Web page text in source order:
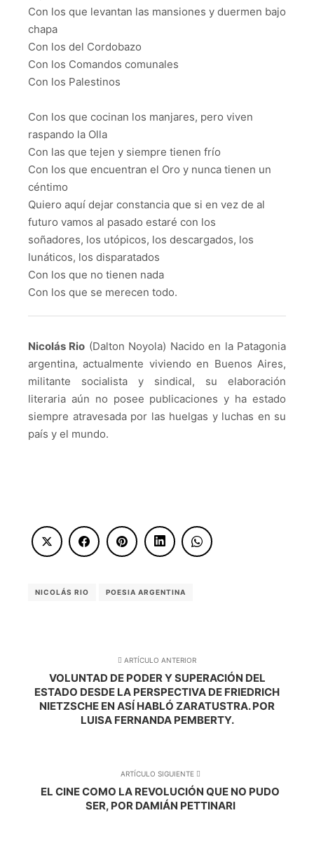
Con los que levantan las mansiones y duermen bajo
chapa
Con los del Cordobazo
Con los Comandos comunales
Con los Palestinos
Con los que cocinan los manjares, pero viven
raspando la Olla
Con las que tejen y siempre tienen frío
Con los que encuentran el Oro y nunca tienen un
céntimo
Quiero aquí dejar constancia que si en vez de al
futuro vamos al pasado estaré con los
soñadores, los utópicos, los descargados, los
lunáticos, los disparatados
Con los que no tienen nada
Con los que se merecen todo.
Nicolás Rio (Dalton Noyola) Nacido en la Patagonia
argentina, actualmente viviendo en Buenos Aires,
militante socialista y sindical, su elaboración
literaria aún no posee publicaciones y ha estado
siempre atravesada por las huelgas y luchas en su
país y el mundo.
NICOLÁS RIO POESIA ARGENTINA
ARTÍCULO ANTERIOR
VOLUNTAD DE PODER Y SUPERACIÓN DEL
ESTADO DESDE LA PERSPECTIVA DE FRIEDRICH
NIETZSCHE EN ASÍ HABLÓ ZARATUSTRA. POR
LUISA FERNANDA PEMBERTY.
ARTÍCULO SIGUIENTE
EL CINE COMO LA REVOLUCIÓN QUE NO PUDO
SER, POR DAMIÁN PETTINARI